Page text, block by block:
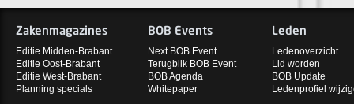
Zakenmagazines
Editie Midden-Brabant
Editie Oost-Brabant
Editie West-Brabant
Planning specials
BOB Events
Next BOB Event
Terugblik BOB Event
BOB Agenda
Whitepaper
Leden
Ledenoverzicht
Lid worden
BOB Update
Ledenprofiel